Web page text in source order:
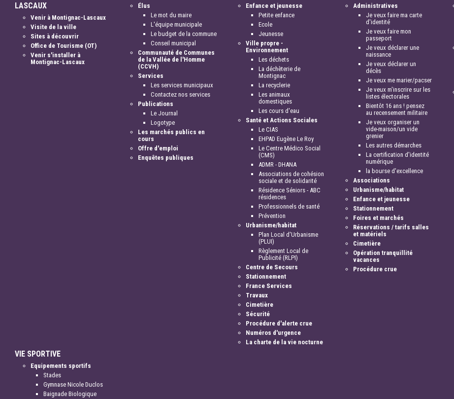
LASCAUX
Venir à Montignac-Lascaux
Visite de la ville
Sites à découvrir
Office de Tourisme (OT)
Venir s'installer à
Montignac-Lascaux
Élus
Le mot du maire
L'équipe municipale
Le budget de la commune
Conseil municipal
Communauté de Communes
de la Vallée de l'Homme
(CCVH)
Services
Les services municipaux
Contactez nos services
Publications
Le Journal
Logotype
Les marchés publics en
cours
Offre d'emploi
Enquêtes publiques
Enfance et jeunesse
Petite enfance
Ecole
Jeunesse
Ville propre -
Environnement
Les déchets
La déchèterie de
Montignac
La recyclerie
Les animaux
domestiques
Les cours d'eau
Santé et Actions Sociales
Le CIAS
EHPAD Eugène Le Roy
Le Centre Médico Social
(CMS)
ADMR - DHANA
Associations de cohésion
sociale et de solidarité
Résidence Séniors - ABC
résidences
Professionnels de santé
Prévention
Urbanisme/habitat
Plan Local d'Urbanisme
(PLUI)
Règlement Local de
Publicité (RLPI)
Centre de Secours
Stationnement
France Services
Travaux
Cimetière
Sécurité
Procédure d'alerte crue
Numéros d'urgence
La charte de la vie nocturne
Administratives
Je veux faire ma carte
d'identité
Je veux faire mon
passeport
Je veux déclarer une
naissance
Je veux déclarer un
décès
Je veux me marier/pacser
Je veux m'inscrire sur les
listes électorales
Bientôt 16 ans ! pensez
au recensement militaire
Je veux organiser un
vide-maison/un vide
grenier
Les autres démarches
La certification d'identité
numérique
la bourse d'excellence
Associations
Urbanisme/habitat
Enfance et jeunesse
Stationnement
Foires et marchés
Réservations / tarifs salles
et matériels
Cimetière
Opération tranquillité
vacances
Procédure crue
VIE SPORTIVE
Equipements sportifs
Stades
Gymnase Nicole Duclos
Baignade Biologique